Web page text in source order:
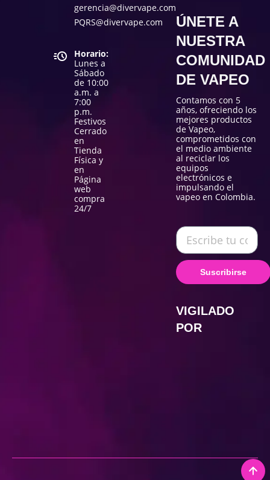
gerencia@divervape.com
PQRS@divervape.com
Horario:
Lunes a
Sábado
de 10:00
a.m. a
7:00
p.m.
Festivos
Cerrado
en
Tienda
Física y
en
Página
web
compra
24/7
ÚNETE A
NUESTRA
COMUNIDAD
DE VAPEO
Contamos con 5
años, ofreciendo los
mejores productos
de Vapeo,
comprometidos con
el medio ambiente
al reciclar los
equipos
electrónicos e
impulsando el
vapeo en Colombia.
Suscribirse
VIGILADO
POR